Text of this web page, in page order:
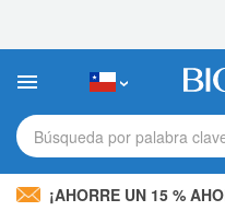
sitio
incluye
sistema
de Búsqueda por palabra
¡AHORRE UN 15 %